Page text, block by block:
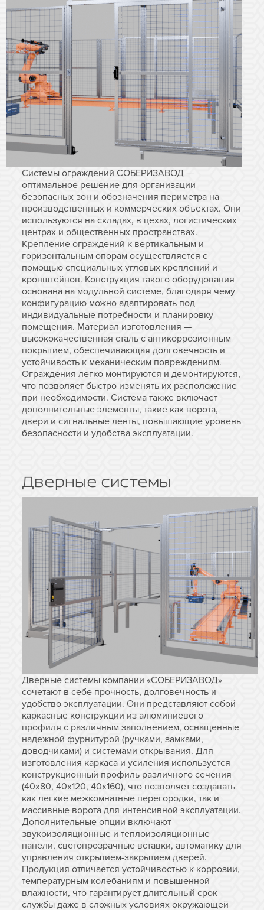
Системы ограждений СОБЕРИЗАВОД —
оптимальное решение для организации
безопасных зон и обозначения периметра на
производственных и коммерческих объектах. Они
используются на складах, в цехах, логистических
центрах и общественных пространствах.
Крепление ограждений к вертикальным и
горизонтальным опорам осуществляется с
помощью специальных угловых креплений и
кронштейнов. Конструкция такого оборудования
основана на модульной системе, благодаря чему
конфигурацию можно адаптировать под
индивидуальные потребности и планировку
помещения. Материал изготовления —
высококачественная сталь с антикоррозионным
покрытием, обеспечивающая долговечность и
устойчивость к механическим повреждениям.
Ограждения легко монтируются и демонтируются,
что позволяет быстро изменять их расположение
при необходимости. Система также включает
дополнительные элементы, такие как ворота,
двери и сигнальные ленты, повышающие уровень
безопасности и удобства эксплуатации.
Дверные системы
Дверные системы компании «СОБЕРИЗАВОД»
сочетают в себе прочность, долговечность и
удобство эксплуатации. Они представляют собой
каркасные конструкции из алюминиевого
профиля с различным заполнением, оснащенные
надежной фурнитурой (ручками, замками,
доводчиками) и системами открывания. Для
изготовления каркаса и усиления используется
конструкционный профиль различного сечения
(40х80, 40х120, 40х160), что позволяет создавать
как легкие межкомнатные перегородки, так и
массивные ворота для интенсивной эксплуатации.
Дополнительные опции включают
звукоизоляционные и теплоизоляционные
панели, светопрозрачные вставки, автоматику для
управления открытием-закрытием дверей.
Продукция отличается устойчивостью к коррозии,
температурным колебаниям и повышенной
влажности, что гарантирует длительный срок
службы даже в сложных условиях окружающей